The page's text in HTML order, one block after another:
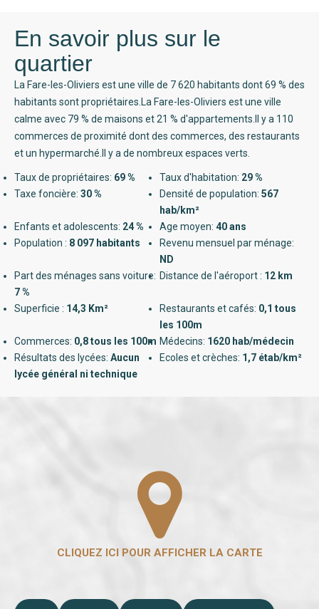
En savoir plus sur le
quartier
La Fare-les-Oliviers est une ville de 7 620 habitants dont 69 % des
habitants sont propriétaires.La Fare-les-Oliviers est une ville
calme avec 79 % de maisons et 21 % d'appartements.Il y a 110
commerces de proximité dont des commerces, des restaurants
et un hypermarché.Il y a de nombreux espaces verts.
Taux de propriétaires: 69 % Taux d'habitation: 29 %
Taxe foncière: 30 % Densité de population: 567
hab/km²
Enfants et adolescents: 24 % Age moyen: 40 ans
Population : 8 097 habitants
Revenu mensuel par ménage:
ND
Part des ménages sans voiture:
7 %
Distance de l'aéroport : 12 km
Superficie : 14,3 Km² Restaurants et cafés: 0,1 tous
les 100m
Commerces: 0,8 tous les 100m Médecins: 1620 hab/médecin
Résultats des lycées: Aucun
lycée général ni technique
Ecoles et crèches: 1,7 étab/km²